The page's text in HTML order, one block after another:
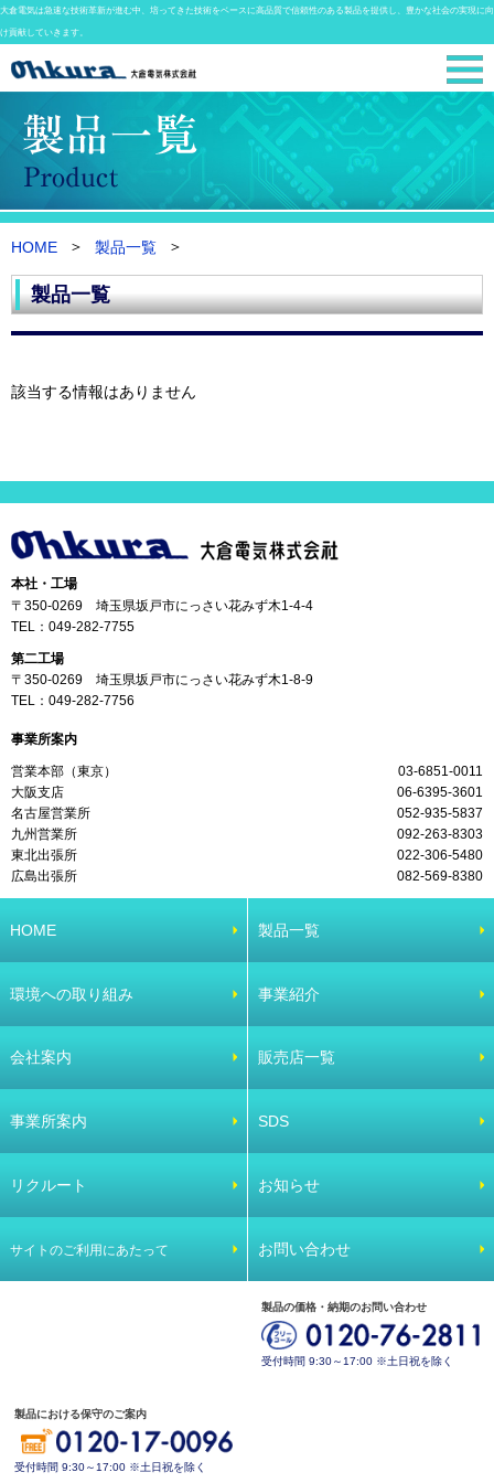
大倉電気は急速な技術革新が進む中、培ってきた技術をベースに高品質で信頼性のある製品を提供し、豊かな社会の実現に向
け貢献していきます。
HOME 製品一覧
製品一覧
該当する情報はありません
本社・工場
〒350-0269 埼玉県坂戸市にっさい花みず木1-4-4
TEL： 049-282-7755
第二工場
〒350-0269 埼玉県坂戸市にっさい花みず木1-8-9
TEL： 049-282-7756
事業所案内
営業本部（東京）
03-6851-0011
大阪支店
06-6395-3601
名古屋営業所
052-935-5837
九州営業所
092-263-8303
東北出張所
022-306-5480
広島出張所
082-569-8380
HOME 製品一覧
環境への取り組み 事業紹介
会社案内 販売店一覧
事業所案内 SDS
リクルート お知らせ
サイトのご利用にあたって お問い合わせ
製品の価格・納期のお問い合わせ
受付時間 9:30～17:00 ※土日祝を除く
製品における保守のご案内
受付時間 9:30～17:00 ※土日祝を除く